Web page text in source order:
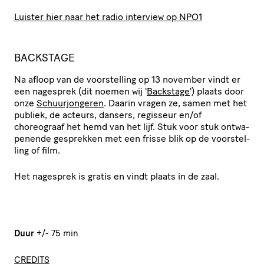
Luister hier naar het radio interview op NPO1
BACKSTAGE
Na afloop van de voorstelling op 13 november vindt er
een nagesprek (dit noemen wij 'Backstage') plaats door
onze Schuurjongeren. Daarin vragen ze, samen met het
publiek, de acteurs, dansers, regisseur en/of
choreograaf het hemd van het lijf. Stuk voor stuk ontwa­
pe­nende gesprekken met een frisse blik op de voor­stel­
ling of film.
Het nagesprek is gratis en vindt plaats in de zaal.
Duur +/- 75 min
CREDITS